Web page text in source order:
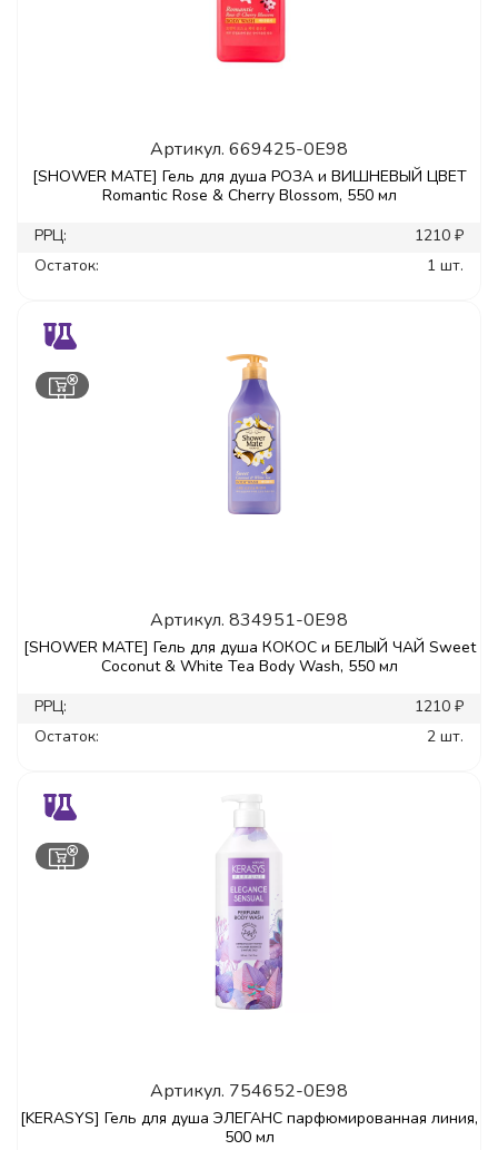
Артикул. 669425-0E98
[SHOWER MATE] Гель для душа РОЗА и ВИШНЕВЫЙ ЦВЕТ
Romantic Rose & Cherry Blossom, 550 мл
РРЦ:
1210 ₽
Остаток:
1 шт.
Артикул. 834951-0E98
[SHOWER MATE] Гель для душа КОКОС и БЕЛЫЙ ЧАЙ Sweet
Coconut & White Tea Body Wash, 550 мл
РРЦ:
1210 ₽
Остаток:
2 шт.
Артикул. 754652-0E98
[KERASYS] Гель для душа ЭЛЕГАНС парфюмированная линия,
500 мл